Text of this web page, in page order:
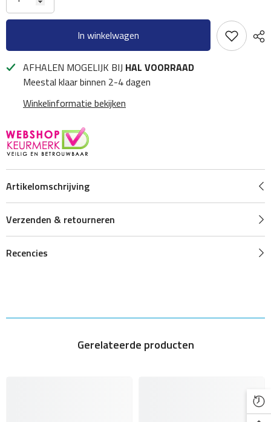
In winkelwagen
AFHALEN MOGELIJK BIJ HAL VOORRAAD
Meestal klaar binnen 2-4 dagen
Winkelinformatie bekijken
Artikelomschrijving
Verzenden & retourneren
Recencies
Gerelateerde producten